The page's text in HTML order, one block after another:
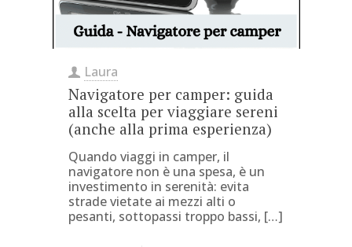
Laura
Navigatore per camper: guida
alla scelta per viaggiare sereni
(anche alla prima esperienza)
Quando viaggi in camper, il
navigatore non è una spesa, è un
investimento in serenità: evita
strade vietate ai mezzi alti o
pesanti, sottopassi troppo bassi, […]